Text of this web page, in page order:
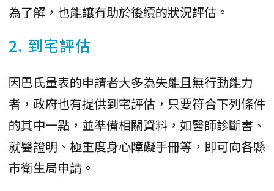
為了解，也能讓有助於後續的狀況評估。
2. 到宅評估
因巴氏量表的申請者大多為失能且無行動能力
者，政府也有提供到宅評估，只要符合下列條件
的其中一點，並準備相關資料，如醫師診斷書、
就醫證明、極重度身心障礙手冊等，即可向各縣
市衛生局申請。